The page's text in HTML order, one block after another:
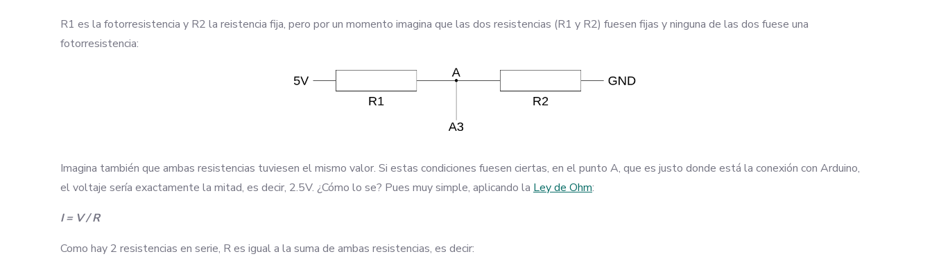
R1 es la fotorresistencia y R2 la reistencia fija, pero por un momento imagina que las dos resistencias (R1 y R2) fuesen fijas y ninguna de las dos fuese una
fotorresistencia:
Imagina también que ambas resistencias tuviesen el mismo valor. Si estas condiciones fuesen ciertas, en el punto A, que es justo donde está la conexión con Arduino,
el voltaje sería exactamente la mitad, es decir, 2.5V. ¿Cómo lo se? Pues muy simple, aplicando la Ley de Ohm:
I = V / R
Como hay 2 resistencias en serie, R es igual a la suma de ambas resistencias, es decir: